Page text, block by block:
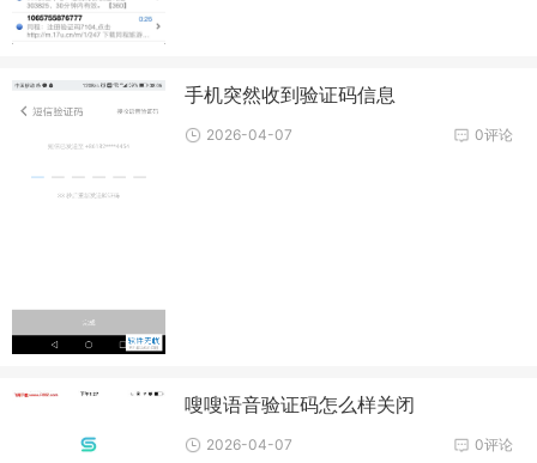
手机突然收到验证码信息
0评论
2026-04-07
嗖嗖语音验证码怎么样关闭
0评论
2026-04-07